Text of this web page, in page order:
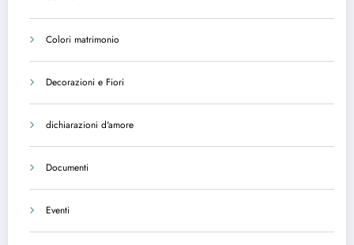
Colori matrimonio
Decorazioni e Fiori
dichiarazioni d'amore
Documenti
Eventi